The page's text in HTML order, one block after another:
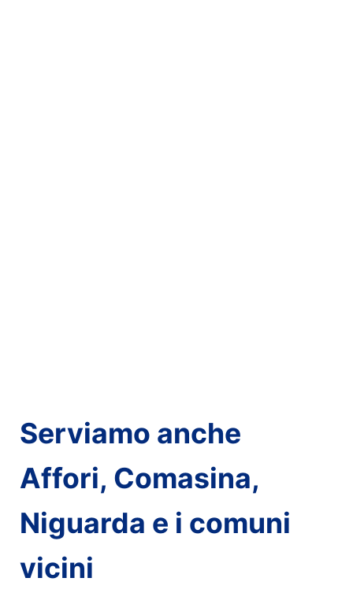
Serviamo anche
Affori, Comasina,
Niguarda e i comuni
vicini